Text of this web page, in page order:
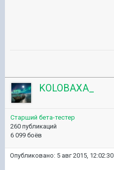
KOLOBAXA_
Старший бета-тестер
260 публикаций
6 099 боёв
Опубликовано: 5 авг 2015, 12:02:30